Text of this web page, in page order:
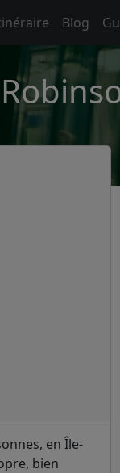
Blog
en Île-
bien